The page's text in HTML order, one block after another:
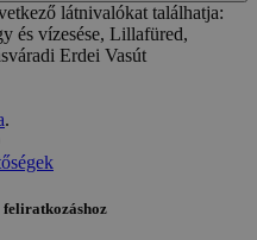
látnivalókat találhatja:
és vízesése, Lillafüred,
Erdei Vasút
.